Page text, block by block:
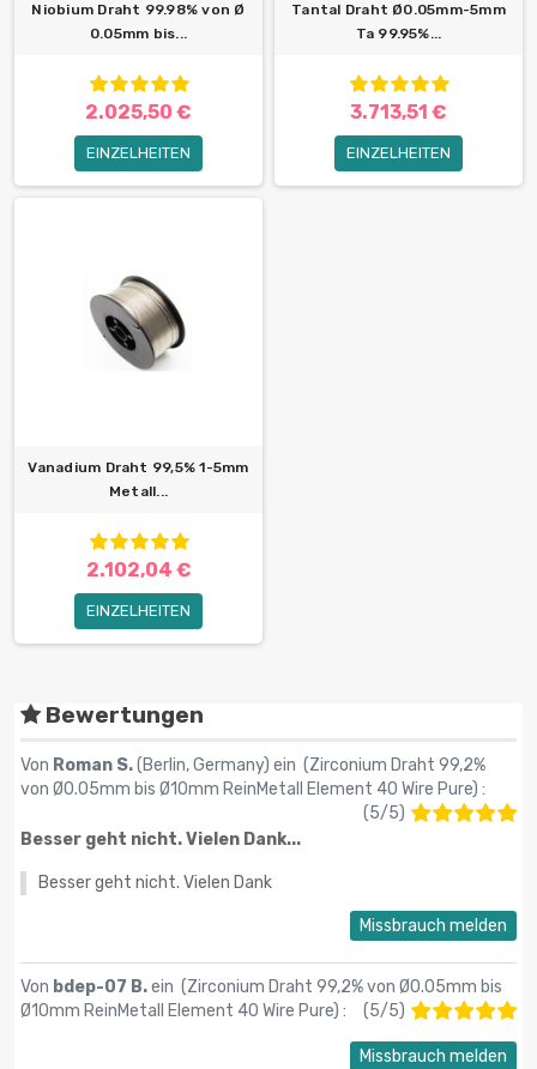
Niobium Draht 99.98% von Ø
0.05mm bis...
2.025,50 €
EINZELHEITEN
Tantal Draht Ø0.05mm-5mm
Ta 99.95%...
3.713,51 €
EINZELHEITEN
Vanadium Draht 99,5% 1-5mm
Metall...
2.102,04 €
EINZELHEITEN
Bewertungen
Von Roman S.(Berlin, Germany) ein (Zirconium Draht 99,2%
von Ø0.05mm bis Ø10mm ReinMetall Element 40 Wire Pure) :
(5/5)
Besser geht nicht. Vielen Dank...
Besser geht nicht. Vielen Dank
Missbrauch melden
Von bdep-07 B.ein (Zirconium Draht 99,2% von Ø0.05mm bis
Ø10mm ReinMetall Element 40 Wire Pure) : (5/5)
Missbrauch melden